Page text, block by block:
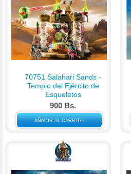
70751 Salahari Sands -
Templo del Ejército de
Esqueletos
900 Bs.
AÑADIR AL CARRITO